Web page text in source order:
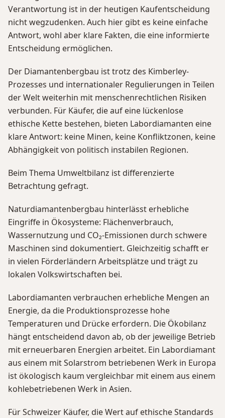
Verantwortung ist in der heutigen Kaufentscheidung
nicht wegzudenken. Auch hier gibt es keine einfache
Antwort, wohl aber klare Fakten, die eine informierte
Entscheidung ermöglichen.
Der Diamantenbergbau ist trotz des Kimberley-
Prozesses und internationaler Regulierungen in Teilen
der Welt weiterhin mit menschenrechtlichen Risiken
verbunden. Für Käufer, die auf eine lückenlose
ethische Kette bestehen, bieten Labordiamanten eine
klare Antwort: keine Minen, keine Konfliktzonen, keine
Abhängigkeit von politisch instabilen Regionen.
Beim Thema Umweltbilanz ist differenzierte
Betrachtung gefragt.
Naturdiamantenbergbau hinterlässt erhebliche
Eingriffe in Ökosysteme: Flächenverbrauch,
Wassernutzung und CO₂-Emissionen durch schwere
Maschinen sind dokumentiert. Gleichzeitig schafft er
in vielen Förderländern Arbeitsplätze und trägt zu
lokalen Volkswirtschaften bei.
Labordiamanten verbrauchen erhebliche Mengen an
Energie, da die Produktionsprozesse hohe
Temperaturen und Drücke erfordern. Die Ökobilanz
hängt entscheidend davon ab, ob der jeweilige Betrieb
mit erneuerbaren Energien arbeitet. Ein Labordiamant
aus einem mit Solarstrom betriebenen Werk in Europa
ist ökologisch kaum vergleichbar mit einem aus einem
kohlebetriebenen Werk in Asien.
Für Schweizer Käufer, die Wert auf ethische Standards